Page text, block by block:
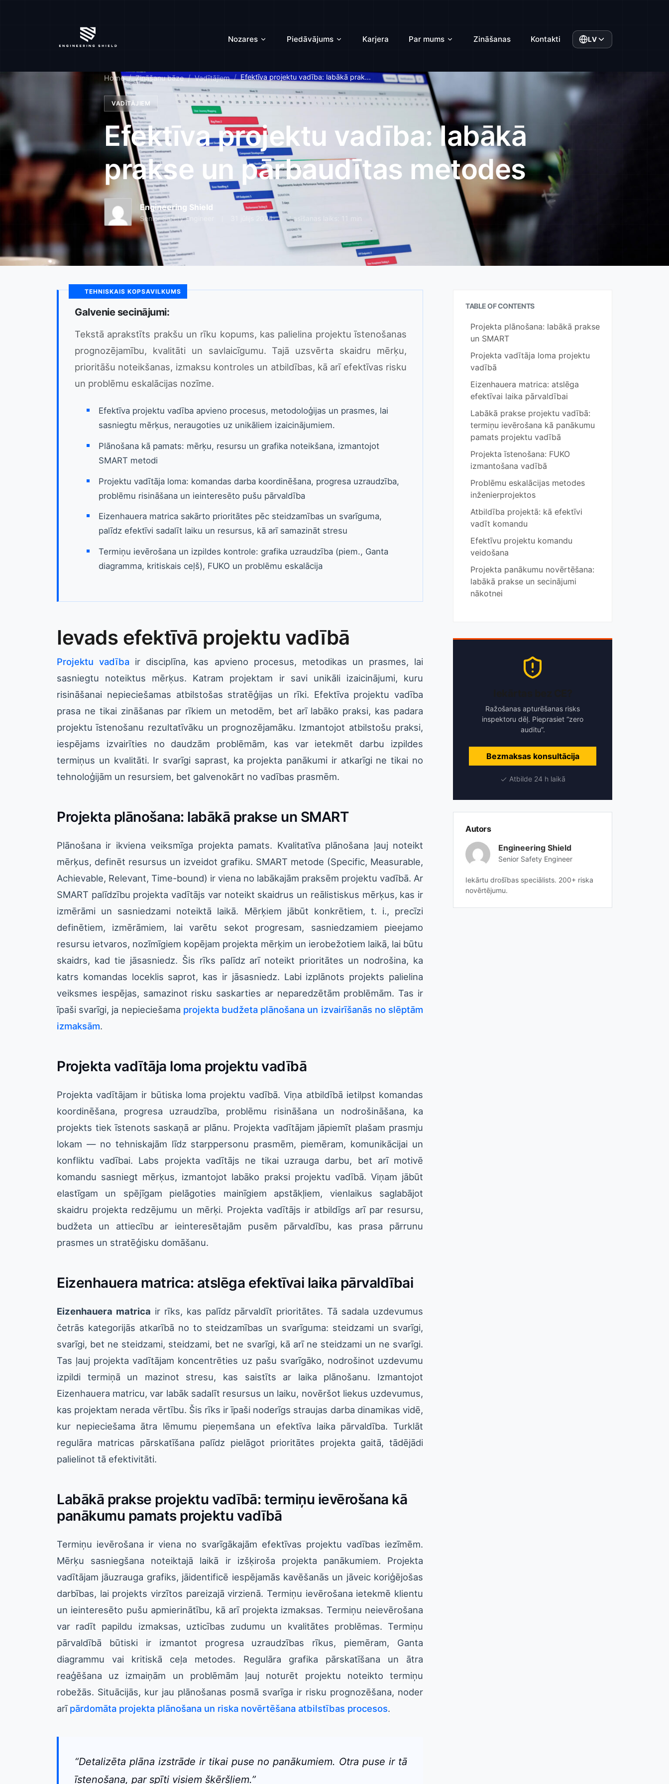
Nozares Piedāvājums Karjera Par mums Zināšanas Kontakti LV
Home Zināšanu bāze Vadītājiem Efektīva projektu vadība: labākā prak...
VADĪTĀJIEM
Efektīva projektu vadība: labākā
prakse un pārbaudītas metodes
Engineering Shield
Senior Safety Engineer 31 jūlijs 2024 Lasīšanas laiks: 11 min
TEHNISKAIS KOPSAVILKUMS
Galvenie secinājumi:
Tekstā aprakstīts prakšu un rīku kopums, kas palielina projektu īstenošanas
prognozējamību, kvalitāti un savlaicīgumu. Tajā uzsvērta skaidru mērķu,
prioritāšu noteikšanas, izmaksu kontroles un atbildības, kā arī efektīvas risku
un problēmu eskalācijas nozīme.
Efektīva projektu vadība apvieno procesus, metodoloģijas un prasmes, lai
sasniegtu mērķus, neraugoties uz unikāliem izaicinājumiem.
Plānošana kā pamats: mērķu, resursu un grafika noteikšana, izmantojot
SMART metodi
Projektu vadītāja loma: komandas darba koordinēšana, progresa uzraudzība,
problēmu risināšana un ieinteresēto pušu pārvaldība
Eizenhauera matrica sakārto prioritātes pēc steidzamības un svarīguma,
palīdz efektīvi sadalīt laiku un resursus, kā arī samazināt stresu
Termiņu ievērošana un izpildes kontrole: grafika uzraudzība (piem., Ganta
diagramma, kritiskais ceļš), FUKO un problēmu eskalācija
Ievads efektīvā projektu vadībā
Projektu vadība ir disciplīna, kas apvieno procesus, metodikas un prasmes, lai
sasniegtu noteiktus mērķus. Katram projektam ir savi unikāli izaicinājumi, kuru
risināšanai nepieciešamas atbilstošas stratēģijas un rīki. Efektīva projektu vadība
prasa ne tikai zināšanas par rīkiem un metodēm, bet arī labāko praksi, kas padara
projektu īstenošanu rezultatīvāku un prognozējamāku. Izmantojot atbilstošu praksi,
iespējams izvairīties no daudzām problēmām, kas var ietekmēt darbu izpildes
termiņus un kvalitāti. Ir svarīgi saprast, ka projekta panākumi ir atkarīgi ne tikai no
tehnoloģijām un resursiem, bet galvenokārt no vadības prasmēm.
Projekta plānošana: labākā prakse un SMART
Plānošana ir ikviena veiksmīga projekta pamats. Kvalitatīva plānošana ļauj noteikt
mērķus, definēt resursus un izveidot grafiku. SMART metode (Specific, Measurable,
Achievable, Relevant, Time-bound) ir viena no labākajām praksēm projektu vadībā. Ar
SMART palīdzību projekta vadītājs var noteikt skaidrus un reālistiskus mērķus, kas ir
izmērāmi un sasniedzami noteiktā laikā. Mērķiem jābūt konkrētiem, t. i., precīzi
definētiem, izmērāmiem, lai varētu sekot progresam, sasniedzamiem pieejamo
resursu ietvaros, nozīmīgiem kopējam projekta mērķim un ierobežotiem laikā, lai būtu
skaidrs, kad tie jāsasniedz. Šis rīks palīdz arī noteikt prioritātes un nodrošina, ka
katrs komandas loceklis saprot, kas ir jāsasniedz. Labi izplānots projekts palielina
veiksmes iespējas, samazinot risku saskarties ar neparedzētām problēmām. Tas ir
īpaši svarīgi, ja nepieciešama projekta budžeta plānošana un izvairīšanās no slēptām
izmaksām.
Projekta vadītāja loma projektu vadībā
Projekta vadītājam ir būtiska loma projektu vadībā. Viņa atbildībā ietilpst komandas
koordinēšana, progresa uzraudzība, problēmu risināšana un nodrošināšana, ka
projekts tiek īstenots saskaņā ar plānu. Projekta vadītājam jāpiemīt plašam prasmju
lokam — no tehniskajām līdz starppersonu prasmēm, piemēram, komunikācijai un
konfliktu vadībai. Labs projekta vadītājs ne tikai uzrauga darbu, bet arī motivē
komandu sasniegt mērķus, izmantojot labāko praksi projektu vadībā. Viņam jābūt
elastīgam un spējīgam pielāgoties mainīgiem apstākļiem, vienlaikus saglabājot
skaidru projekta redzējumu un mērķi. Projekta vadītājs ir atbildīgs arī par resursu,
budžeta un attiecību ar ieinteresētajām pusēm pārvaldību, kas prasa pārrunu
prasmes un stratēģisku domāšanu.
Eizenhauera matrica: atslēga efektīvai laika pārvaldībai
Eizenhauera matrica ir rīks, kas palīdz pārvaldīt prioritātes. Tā sadala uzdevumus
četrās kategorijās atkarībā no to steidzamības un svarīguma: steidzami un svarīgi,
svarīgi, bet ne steidzami, steidzami, bet ne svarīgi, kā arī ne steidzami un ne svarīgi.
Tas ļauj projekta vadītājam koncentrēties uz pašu svarīgāko, nodrošinot uzdevumu
izpildi termiņā un mazinot stresu, kas saistīts ar laika plānošanu. Izmantojot
Eizenhauera matricu, var labāk sadalīt resursus un laiku, novēršot liekus uzdevumus,
kas projektam nerada vērtību. Šis rīks ir īpaši noderīgs straujas darba dinamikas vidē,
kur nepieciešama ātra lēmumu pieņemšana un efektīva laika pārvaldība. Turklāt
regulāra matricas pārskatīšana palīdz pielāgot prioritātes projekta gaitā, tādējādi
palielinot tā efektivitāti.
Labākā prakse projektu vadībā: termiņu ievērošana kā
panākumu pamats projektu vadībā
Termiņu ievērošana ir viena no svarīgākajām efektīvas projektu vadības iezīmēm.
Mērķu sasniegšana noteiktajā laikā ir izšķiroša projekta panākumiem. Projekta
vadītājam jāuzrauga grafiks, jāidentificē iespējamās kavēšanās un jāveic koriģējošas
darbības, lai projekts virzītos pareizajā virzienā. Termiņu ievērošana ietekmē klientu
un ieinteresēto pušu apmierinātību, kā arī projekta izmaksas. Termiņu neievērošana
var radīt papildu izmaksas, uzticības zudumu un kvalitātes problēmas. Termiņu
pārvaldībā būtiski ir izmantot progresa uzraudzības rīkus, piemēram, Ganta
diagrammu vai kritiskā ceļa metodes. Regulāra grafika pārskatīšana un ātra
reaģēšana uz izmaiņām un problēmām ļauj noturēt projektu noteikto termiņu
robežās. Situācijās, kur jau plānošanas posmā svarīga ir risku prognozēšana, noder
arīpārdomāta projekta plānošana un riska novērtēšana atbilstības procesos.
“Detalizēta plāna izstrāde ir tikai puse no panākumiem. Otra puse ir tā
īstenošana, par spīti visiem šķēršļiem.”
TABLE OF CONTENTS
Projekta plānošana: labākā prakse
un SMART
Projekta vadītāja loma projektu
vadībā
Eizenhauera matrica: atslēga
efektīvai laika pārvaldībai
Labākā prakse projektu vadībā:
termiņu ievērošana kā panākumu
pamats projektu vadībā
Projekta īstenošana: FUKO
izmantošana vadībā
Problēmu eskalācijas metodes
inženierprojektos
Atbildība projektā: kā efektīvi
vadīt komandu
Efektīvu projektu komandu
veidošana
Projekta panākumu novērtēšana:
labākā prakse un secinājumi
nākotnei
Ražošanas apturēšanas risks
inspektoru dēļ. Pieprasiet “zero
auditu”.
Bezmaksas konsultācija
Atbilde 24 h laikā
Autors
Engineering Shield
Senior Safety Engineer
Iekārtu drošības speciālists. 200+ riska
novērtējumu.